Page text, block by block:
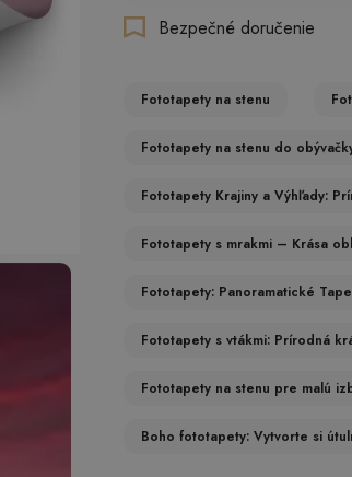
Bezpečné doručenie
Fototapety na stenu
Fototapety na stenu do
Fototapety Krajiny a Výhľady:
Fototapety s mrakmi – Krása
Fototapety: Panoramatické
Fototapety s vtákmi: Prírodná
Fototapety na stenu pre malú
Boho fototapety: Vytvorte si